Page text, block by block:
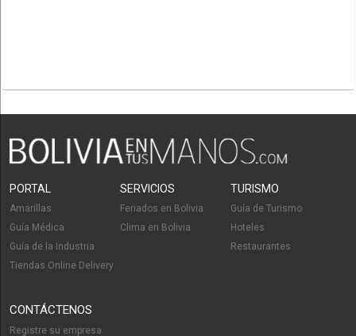
PORTAL
Amarillas
Guía Médica
Guía de la Industria
Tiendas Online Delivery
SERVICIOS
Feriados en Bolivia
Clima en Bolivia
TURISMO
Guía de Turismo
Hoteles
Restaurantes
CONTÁCTENOS
Registre su empresa